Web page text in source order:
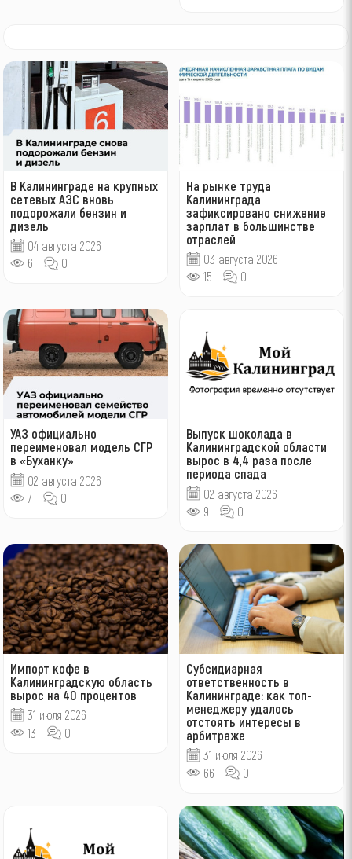
В Калининграде на крупных
сетевых АЗС вновь
подорожали бензин и
дизель
04 августа 2026
6
0
На рынке труда
Калининграда
зафиксировано снижение
зарплат в большинстве
отраслей
03 августа 2026
15
0
УАЗ официально
переименовал модель СГР
в «Буханку»
02 августа 2026
7
0
Выпуск шоколада в
Калининградской области
вырос в 4,4 раза после
периода спада
02 августа 2026
9
0
Импорт кофе в
Калининградскую область
вырос на 40 процентов
31 июля 2026
13
0
Субсидиарная
ответственность в
Калининграде: как топ-
менеджеру удалось
отстоять интересы в
арбитраже
31 июля 2026
66
0